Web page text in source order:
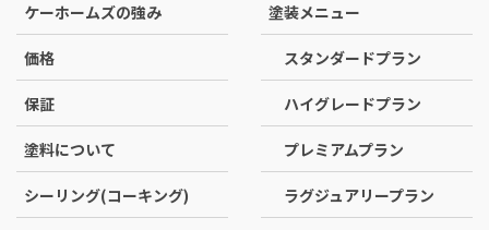
ケーホームズの強み
価格
保証
塗料について
シーリング(コーキング)
塗装メニュー
スタンダードプラン
ハイグレードプラン
プレミアムプラン
ラグジュアリープラン